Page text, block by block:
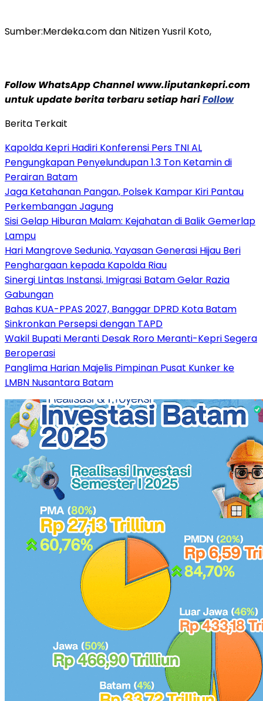
Sumber:Merdeka.com dan Nitizen Yusril Koto,
Follow WhatsApp Channel www.liputankepri.com
untuk update berita terbaru setiap hariFollow
Berita Terkait
Kapolda Kepri Hadiri Konferensi Pers TNI AL
Pengungkapan Penyelundupan 1.3 Ton Ketamin di
Perairan Batam
Jaga Ketahanan Pangan, Polsek Kampar Kiri Pantau
Perkembangan Jagung
Sisi Gelap Hiburan Malam: Kejahatan di Balik Gemerlap
Lampu
Hari Mangrove Sedunia, Yayasan Generasi Hijau Beri
Penghargaan kepada Kapolda Riau
Sinergi Lintas Instansi, Imigrasi Batam Gelar Razia
Gabungan
Bahas KUA-PPAS 2027, Banggar DPRD Kota Batam
Sinkronkan Persepsi dengan TAPD
Wakil Bupati Meranti Desak Roro Meranti-Kepri Segera
Beroperasi
Panglima Harian Majelis Pimpinan Pusat Kunker ke
LMBN Nusantara Batam